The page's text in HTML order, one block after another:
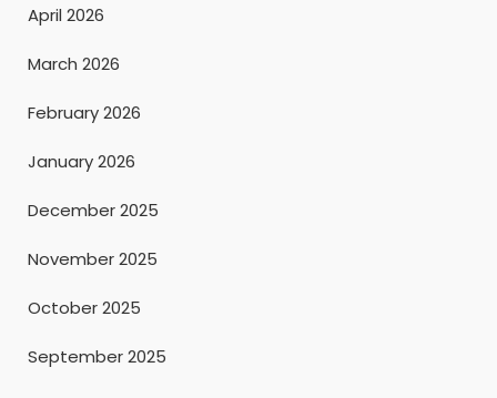
April 2026
March 2026
February 2026
January 2026
December 2025
November 2025
October 2025
September 2025